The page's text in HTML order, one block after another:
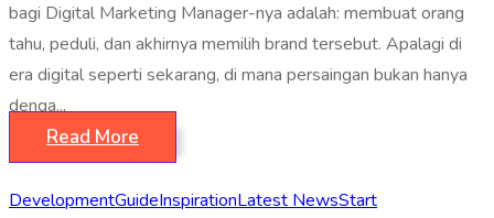
bagi Digital Marketing Manager-nya adalah: membuat orang
tahu, peduli, dan akhirnya memilih brand tersebut. Apalagi di
era digital seperti sekarang, di mana persaingan bukan hanya
denga...
Read More
DevelopmentGuideInspirationLatest NewsStart